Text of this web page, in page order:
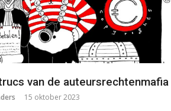
van de auteursrechtenmafia
15 oktober 2023